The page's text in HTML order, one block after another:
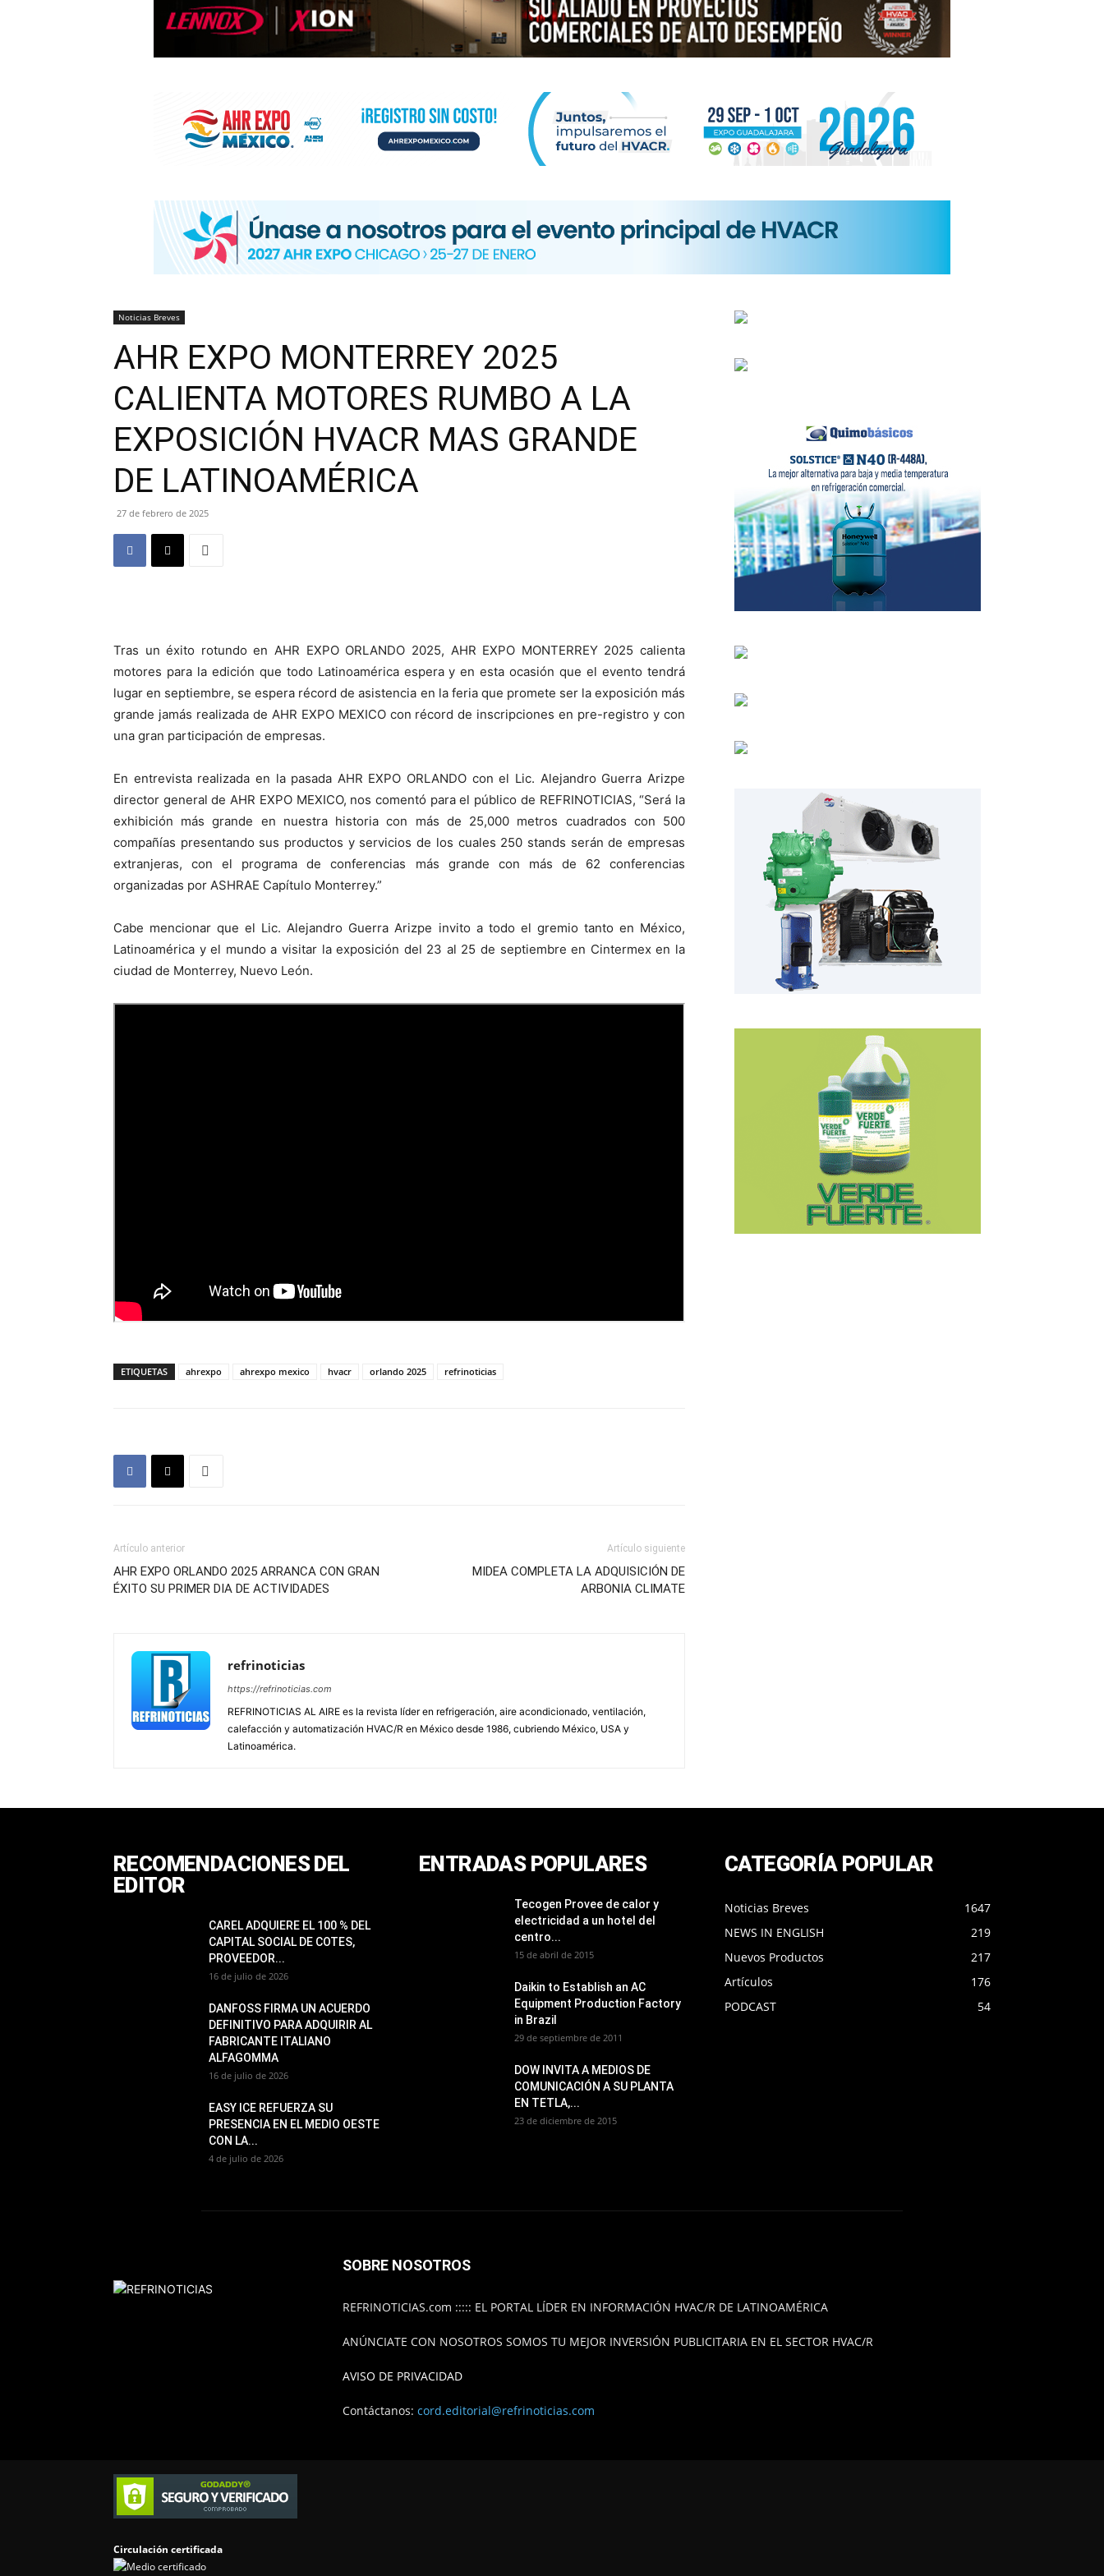
INFORMACIÓN
HVAC/R
LATINOAMÉRICA
Noticias Breves
AHR EXPO MONTERREY 2025
CALIENTA MOTORES RUMBO A LA
EXPOSICIÓN HVACR MAS GRANDE
DE LATINOAMÉRICA
27 de febrero de 2025
Tras un éxito rotundo en AHR EXPO ORLANDO 2025, AHR EXPO MONTERREY 2025 calienta
motores para la edición que todo Latinoamérica espera y en esta ocasión que el evento tendrá
lugar en septiembre, se espera récord de asistencia en la feria que promete ser la exposición más
grande jamás realizada de AHR EXPO MEXICO con récord de inscripciones en pre-registro y con
una gran participación de empresas.
En entrevista realizada en la pasada AHR EXPO ORLANDO con el Lic. Alejandro Guerra Arizpe
director general de AHR EXPO MEXICO, nos comentó para el público de REFRINOTICIAS, “Será la
exhibición más grande en nuestra historia con más de 25,000 metros cuadrados con 500
compañías presentando sus productos y servicios de los cuales 250 stands serán de empresas
extranjeras, con el programa de conferencias más grande con más de 62 conferencias
organizadas por ASHRAE Capítulo Monterrey.”
Cabe mencionar que el Lic. Alejandro Guerra Arizpe invito a todo el gremio tanto en México,
Latinoamérica y el mundo a visitar la exposición del 23 al 25 de septiembre en Cintermex en la
ciudad de Monterrey, Nuevo León.
ETIQUETAS ahrexpo ahrexpo mexico hvacr orlando 2025 refrinoticias
Artículo anterior
AHR EXPO ORLANDO 2025 ARRANCA CON GRAN
ÉXITO SU PRIMER DIA DE ACTIVIDADES
Artículo siguiente
MIDEA COMPLETA LA ADQUISICIÓN DE
ARBONIA CLIMATE
refrinoticias
https://refrinoticias.com
REFRINOTICIAS AL AIRE es la revista líder en refrigeración, aire acondicionado, ventilación,
calefacción y automatización HVAC/R en México desde 1986, cubriendo México, USA y
Latinoamérica.
RECOMENDACIONES DEL
EDITOR
CAREL ADQUIERE EL 100 % DEL
CAPITAL SOCIAL DE COTES,
PROVEEDOR...
16 de julio de 2026
DANFOSS FIRMA UN ACUERDO
DEFINITIVO PARA ADQUIRIR AL
FABRICANTE ITALIANO
ALFAGOMMA
16 de julio de 2026
EASY ICE REFUERZA SU
PRESENCIA EN EL MEDIO OESTE
CON LA...
4 de julio de 2026
ENTRADAS POPULARES
Tecogen Provee de calor y
electricidad a un hotel del
centro...
15 de abril de 2015
Daikin to Establish an AC
Equipment Production Factory
in Brazil
29 de septiembre de 2011
DOW INVITA A MEDIOS DE
COMUNICACIÓN A SU PLANTA
EN TETLA,...
23 de diciembre de 2015
CATEGORÍA POPULAR
Noticias Breves
1647
NEWS IN ENGLISH
219
Nuevos Productos
217
Artículos
176
PODCAST
54
SOBRE NOSOTROS
REFRINOTICIAS.com ::::: EL PORTAL LÍDER EN INFORMACIÓN HVAC/R DE LATINOAMÉRICA
ANÚNCIATE CON NOSOTROS SOMOS TU MEJOR INVERSIÓN PUBLICITARIA EN EL SECTOR HVAC/R
AVISO DE PRIVACIDAD
Contáctanos: cord.editorial@refrinoticias.com
Circulación certificada